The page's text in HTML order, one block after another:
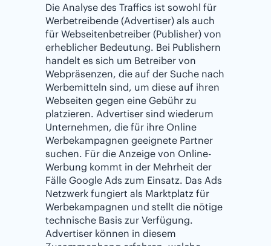
Die Analyse des Traffics ist sowohl für
Werbetreibende (Advertiser) als auch
für Webseitenbetreiber (Publisher) von
erheblicher Bedeutung. Bei Publishern
handelt es sich um Betreiber von
Webpräsenzen, die auf der Suche nach
Werbemitteln sind, um diese auf ihren
Webseiten gegen eine Gebühr zu
platzieren. Advertiser sind wiederum
Unternehmen, die für ihre Online
Werbekampagnen geeignete Partner
suchen. Für die Anzeige von Online-
Werbung kommt in der Mehrheit der
Fälle Google Ads zum Einsatz. Das Ads
Netzwerk fungiert als Marktplatz für
Werbekampagnen und stellt die nötige
technische Basis zur Verfügung.
Advertiser können in diesem